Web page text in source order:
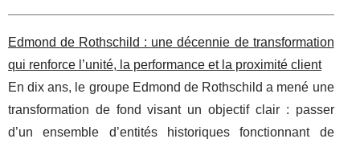
Edmond de Rothschild : une décennie de transformation
qui renforce l’unité, la performance et la proximité client
En dix ans, le groupe Edmond de Rothschild a mené une
transformation de fond visant un objectif clair : passer
d’un ensemble d’entités historiques fonctionnant de